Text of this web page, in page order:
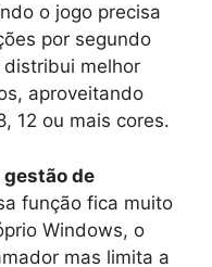
o jogo precisa
por segundo
distribui melhor
aproveitando
12 ou mais cores.
de
função fica muito
Windows, o
mas limita a